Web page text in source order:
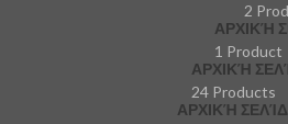
2
ΑΡΧΙΚΉ
1 Product
ΑΡΧΙΚΉ
24 Products
ΑΡΧΙΚΉ